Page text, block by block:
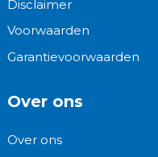
Disclaimer
Voorwaarden
Garantievoorwaarden
Over ons
Over ons